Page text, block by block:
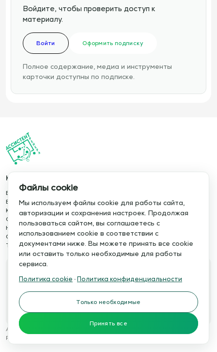
Войдите, чтобы проверить доступ к
материалу.
Войти Оформить подписку
Полное содержание, медиа и инструменты
карточки доступны по подписке.
Каталог
База упражнений
База тренировок
Книги
Статьи
Новости
Обучение сервису
Тактический менеджер
Отзывы
Сотрудничество
Политика конфиденциальности
Политика cookie
Правила использования
Публичная оферта
Телефон:
Электронная почта:
Ассистент тренера © 2015-2026
Разработка сайтов
Файлы cookie
Мы используем файлы cookie для работы сайта,
авторизации и сохранения настроек. Продолжая
пользоваться сайтом, вы соглашаетесь с
использованием cookie в соответствии с
документами ниже. Вы можете принять все cookie
или оставить только необходимые для работы
сервиса.
Политика cookie ·Политика конфиденциальности
Только необходимые
Принять все